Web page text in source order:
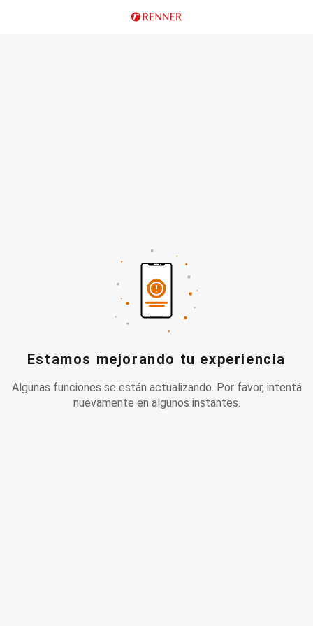
Estamos mejorando tu experiencia
Algunas funciones se están actualizando. Por favor, intentá
nuevamente en algunos instantes.